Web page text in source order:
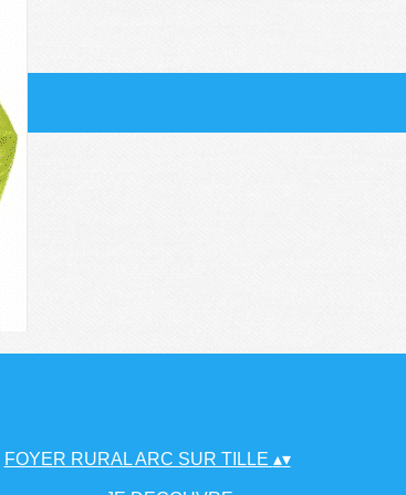
FOYER RURAL ARC SUR TILLE ▴▾